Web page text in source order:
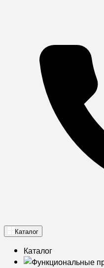
Каталог
Каталог